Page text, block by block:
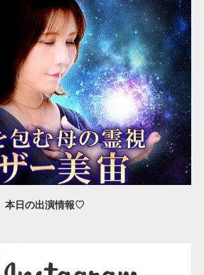
本日の出演情報♡